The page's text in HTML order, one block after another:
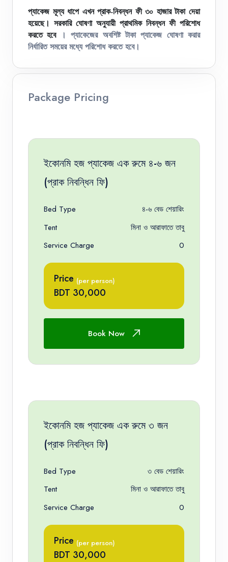
প্যাকেজ মূল্য ধাপে এখন প্রাক-নিবন্ধন ফী ৩০ হাজার টাকা দেয়া
হয়েছে। সরকারি ঘোষণা অনুযায়ী প্রাথমিক নিবন্ধন ফী পরিশোধ
করতে হবে
। প্যাকেজের অবশিষ্ট টাকা প্যাকেজ ঘোষণা করার
নির্ধারিত সময়ের মধ্যে পরিশোধ করতে হবে।
Package Pricing
ইকোনমি হজ প্যাকেজ এক রুমে ৪-৬ জন
(প্রাক নিবন্ধিন ফি)
Bed Type
৪-৬ বেড শেয়ারিং
Tent
মিনা ও আরাফাতে তাবু
Service Charge
0
Price (per person)
BDT 30,000
Book Now
ইকোনমি হজ প্যাকেজ এক রুমে ৩ জন
(প্রাক নিবন্ধিন ফি)
Bed Type
৩ বেড শেয়ারিং
Tent
মিনা ও আরাফাতে তাবু
Service Charge
0
Price (per person)
BDT 30,000